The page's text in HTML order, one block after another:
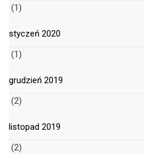
(1)
styczeń 2020
(1)
grudzień 2019
(2)
listopad 2019
(2)